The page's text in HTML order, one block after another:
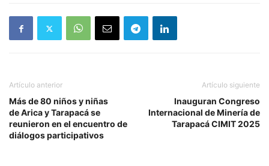
Artículo anterior
Más de 80 niños y niñas
de Arica y Tarapacá se
reunieron en el encuentro de
diálogos participativos
Artículo siguiente
Inauguran Congreso
Internacional de Minería de
Tarapacá CIMIT 2025